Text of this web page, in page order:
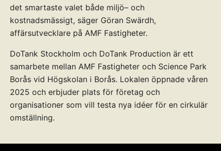
det smartaste valet både miljö– och
kostnadsmässigt, säger Göran Swärdh,
affärsutvecklare på AMF Fastigheter.
DoTank Stockholm och DoTank Production är ett
samarbete mellan AMF Fastigheter och Science Park
Borås vid Högskolan i Borås. Lokalen öppnade våren
2025 och erbjuder plats för företag och
organisationer som vill testa nya idéer för en cirkulär
omställning.